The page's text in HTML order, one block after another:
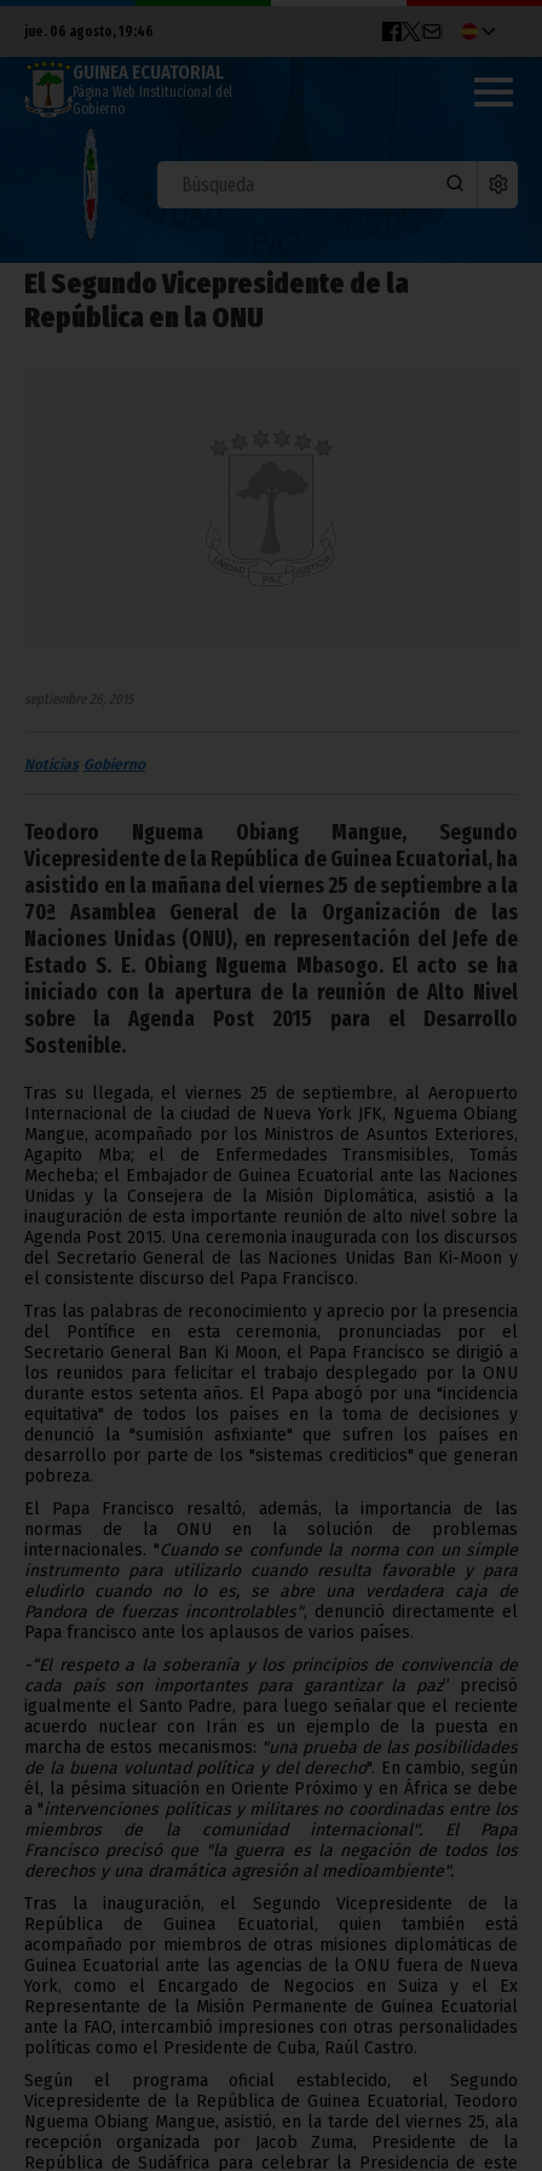
jue. 06 agosto, 19:46
GUINEA ECUATORIAL
Página Web Institucional del
Gobierno
El Segundo Vicepresidente de la
República en la ONU
septiembre 26, 2015
Noticias Gobierno
Teodoro Nguema Obiang Mangue, Segundo
Vicepresidente de la República de Guinea Ecuatorial, ha
asistido en la mañana del viernes 25 de septiembre a la
70ª Asamblea General de la Organización de las
Naciones Unidas (ONU), en representación del Jefe de
Estado S. E. Obiang Nguema Mbasogo. El acto se ha
iniciado con la apertura de la reunión de Alto Nivel
sobre la Agenda Post 2015 para el Desarrollo
Sostenible.
Tras su llegada, el viernes 25 de septiembre, al Aeropuerto
Internacional de la ciudad de Nueva York JFK, Nguema Obiang
Mangue, acompañado por los Ministros de Asuntos Exteriores,
Agapito Mba; el de Enfermedades Transmisibles, Tomás
Mecheba; el Embajador de Guinea Ecuatorial ante las Naciones
Unidas y la Consejera de la Misión Diplomática, asistió a la
inauguración de esta importante reunión de alto nivel sobre la
Agenda Post 2015. Una ceremonia inaugurada con los discursos
del Secretario General de las Naciones Unidas Ban Ki-Moon y
el consistente discurso del Papa Francisco.
Tras las palabras de reconocimiento y aprecio por la presencia
del Pontífice en esta ceremonia, pronunciadas por el
Secretario General Ban Ki Moon, el Papa Francisco se dirigió a
los reunidos para felicitar el trabajo desplegado por la ONU
durante estos setenta años. El Papa abogó por una "incidencia
equitativa" de todos los países en la toma de decisiones y
denunció la "sumisión asfixiante" que sufren los países en
desarrollo por parte de los "sistemas crediticios" que generan
pobreza.
El Papa Francisco resaltó, además, la importancia de las
normas de la ONU en la solución de problemas
internacionales. "Cuando se confunde la norma con un simple
instrumento para utilizarlo cuando resulta favorable y para
eludirlo cuando no lo es, se abre una verdadera caja de
Pandora de fuerzas incontrolables", denunció directamente el
Papa francisco ante los aplausos de varios países.
-“El respeto a la soberanía y los principios de convivencia de
cada país son importantes para garantizar la paz” precisó
igualmente el Santo Padre, para luego señalar que el reciente
acuerdo nuclear con Irán es un ejemplo de la puesta en
marcha de estos mecanismos: "una prueba de las posibilidades
de la buena voluntad política y del derecho". En cambio, según
él, la pésima situación en Oriente Próximo y en África se debe
a "intervenciones políticas y militares no coordinadas entre los
miembros de la comunidad internacional". El Papa
Francisco precisó que "la guerra es la negación de todos los
derechos y una dramática agresión al medioambiente".
Tras la inauguración, el Segundo Vicepresidente de la
República de Guinea Ecuatorial, quien también está
acompañado por miembros de otras misiones diplomáticas de
Guinea Ecuatorial ante las agencias de la ONU fuera de Nueva
York, como el Encargado de Negocios en Suiza y el Ex
Representante de la Misión Permanente de Guinea Ecuatorial
ante la FAO, intercambió impresiones con otras personalidades
políticas como el Presidente de Cuba, Raúl Castro.
Según el programa oficial establecido, el Segundo
Vicepresidente de la República de Guinea Ecuatorial, Teodoro
Nguema Obiang Mangue, asistió, en la tarde del viernes 25, ala
recepción organizada por Jacob Zuma, Presidente de la
República de Sudáfrica para celebrar la Presidencia de este